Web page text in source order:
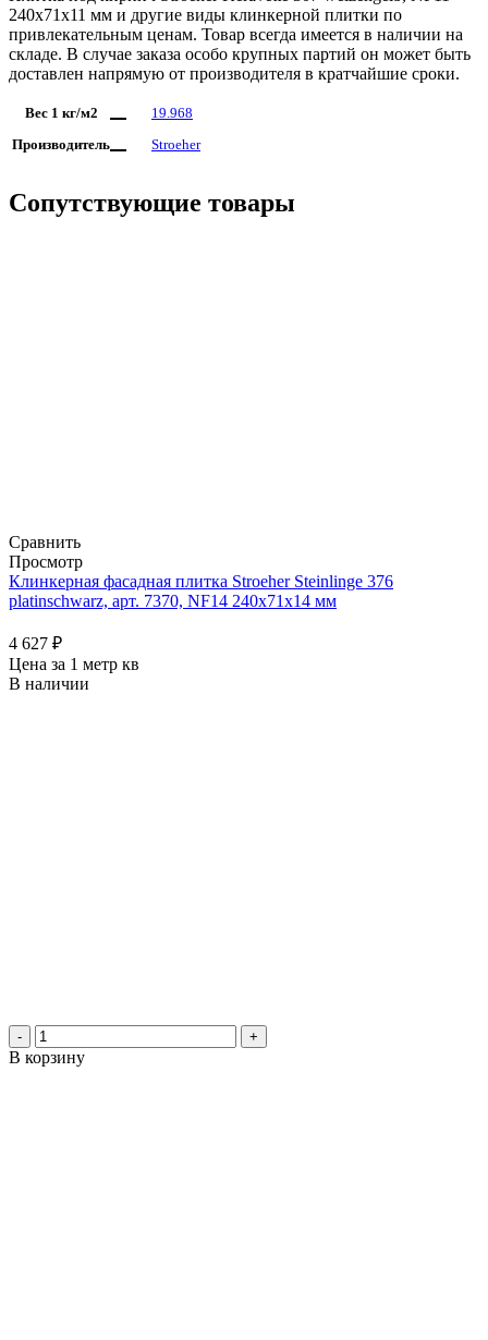
240x71x11 мм и другие виды клинкерной плитки по
привлекательным ценам. Товар всегда имеется в наличии на
складе. В случае заказа особо крупных партий он может быть
доставлен напрямую от производителя в кратчайшие сроки.
Вес 1 кг/м2
19.968
Производитель
Stroeher
Сопутствующие товары
Сравнить
Просмотр
Клинкерная фасадная плитка Stroeher Steinlinge 376
platinschwarz, арт. 7370, NF14 240x71x14 мм
4 627 ₽
Цена за 1 метр кв
В наличии
- +
В корзину